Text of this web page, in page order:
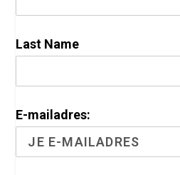
Last Name
E-mailadres: